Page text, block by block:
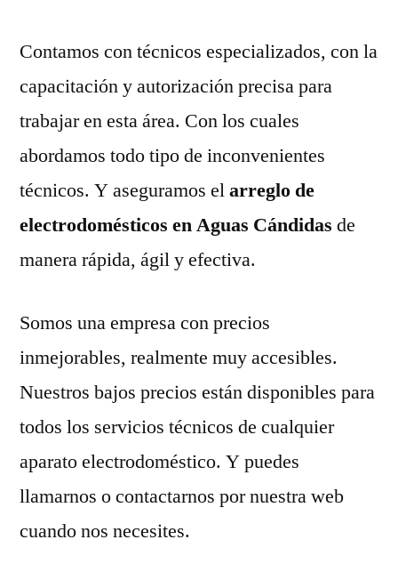
Contamos con técnicos especializados, con la
capacitación y autorización precisa para
trabajar en esta área. Con los cuales
abordamos todo tipo de inconvenientes
técnicos. Y aseguramos elarreglo de
electrodomésticos en Aguas Cándidas de
manera rápida, ágil y efectiva.
Somos una empresa con precios
inmejorables, realmente muy accesibles.
Nuestros bajos precios están disponibles para
todos los servicios técnicos de cualquier
aparato electrodoméstico. Y puedes
llamarnos o contactarnos por nuestra web
cuando nos necesites.